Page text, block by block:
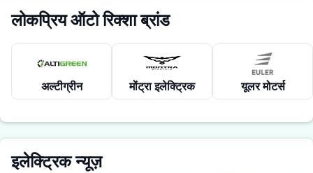
लोकप्रिय ऑटो रिक्शा ब्रांड
अल्टीग्रीन मोंट्रा इलेक्ट्रिक यूलर मोटर्स
इलेक्ट्रिक न्यूज़